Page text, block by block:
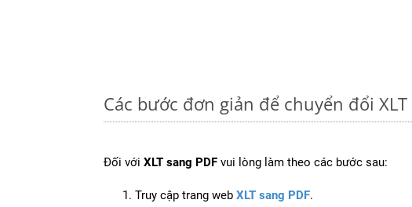
Các bước đơn giản để chuyển đổi
Đối với XLT sang PDF vui lòng làm theo các bước sau:
Truy cập trang web XLT sang PDF.